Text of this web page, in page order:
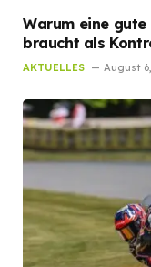
Warum eine
braucht als
AKTUELLES August